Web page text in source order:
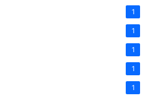
1
1
1
1
1